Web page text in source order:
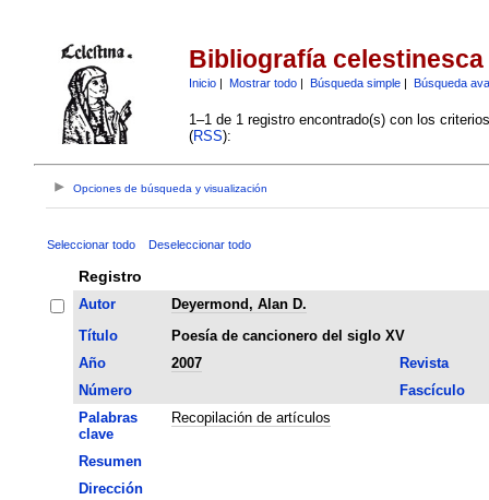
Bibliografía celestinesca
Inicio| Mostrar todo| Búsqueda simple| Búsqueda
1–1 de 1 registro encontrado(s) con los
(RSS):
Opciones de búsqueda y visualización
Seleccionar todo Deseleccionar todo
Registro
Autor
Deyermond, Alan D.
Título
Poesía de cancionero del siglo XV
Año
2007
Revista
Número
Fascículo
Palabras
clave
Recopilación de artículos
Resumen
Dirección